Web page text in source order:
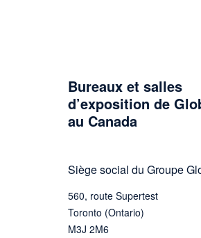
Bureaux et salles
d’exposition de
au Canada
Siège social du Groupe
560, route Supertest
Toronto (Ontario)
M3J 2M6